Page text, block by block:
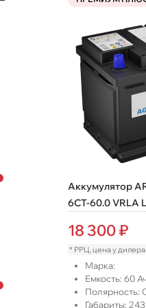
Аккумулятор
6СТ-60.0 VRLA
18 300₽
* РРЦ, цена у
Марка:
Емкость: 60
Полярность:
Габариты: 243